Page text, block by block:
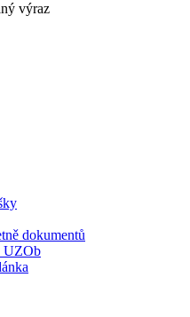
výraz
dokumentů
UZOb